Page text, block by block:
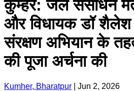
कुम्हेर: जल संसाधन
और विधायक डॉ
संरक्षण अभियान के
की पूजा अर्चना की
Kumher, Bharatpur
Jun 2, 2026